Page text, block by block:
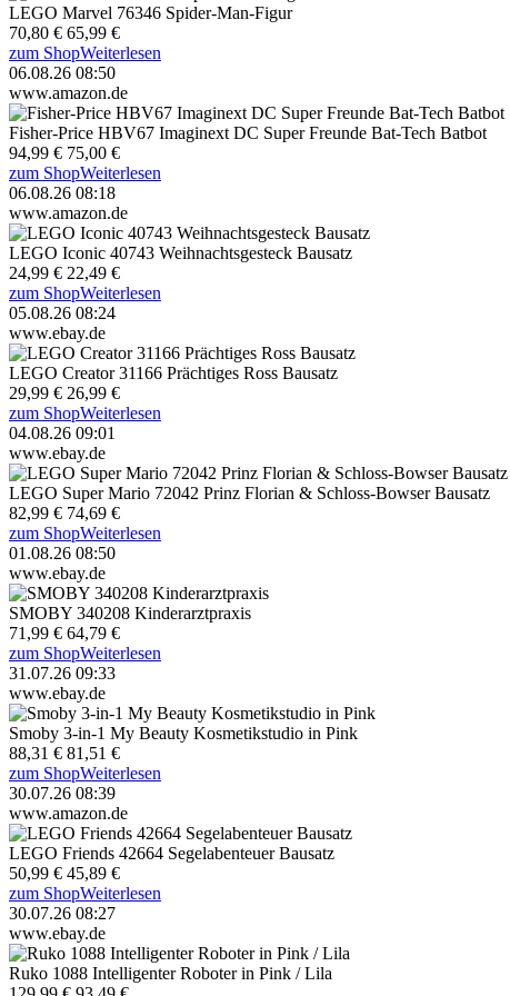
LEGO Marvel 76346 Spider-Man-Figur
70,80 € 65,99 €
zum ShopWeiterlesen
06.08.26 08:50
www.amazon.de
Fisher-Price HBV67 Imaginext DC Super Freunde Bat-Tech Batbot
94,99 € 75,00 €
zum ShopWeiterlesen
06.08.26 08:18
www.amazon.de
LEGO Iconic 40743 Weihnachtsgesteck Bausatz
24,99 € 22,49 €
zum ShopWeiterlesen
05.08.26 08:24
www.ebay.de
LEGO Creator 31166 Prächtiges Ross Bausatz
29,99 € 26,99 €
zum ShopWeiterlesen
04.08.26 09:01
www.ebay.de
LEGO Super Mario 72042 Prinz Florian & Schloss-Bowser Bausatz
82,99 € 74,69 €
zum ShopWeiterlesen
01.08.26 08:50
www.ebay.de
SMOBY 340208 Kinderarztpraxis
71,99 € 64,79 €
zum ShopWeiterlesen
31.07.26 09:33
www.ebay.de
Smoby 3-in-1 My Beauty Kosmetikstudio in Pink
88,31 € 81,51 €
zum ShopWeiterlesen
30.07.26 08:39
www.amazon.de
LEGO Friends 42664 Segelabenteuer Bausatz
50,99 € 45,89 €
zum ShopWeiterlesen
30.07.26 08:27
www.ebay.de
Ruko 1088 Intelligenter Roboter in Pink / Lila